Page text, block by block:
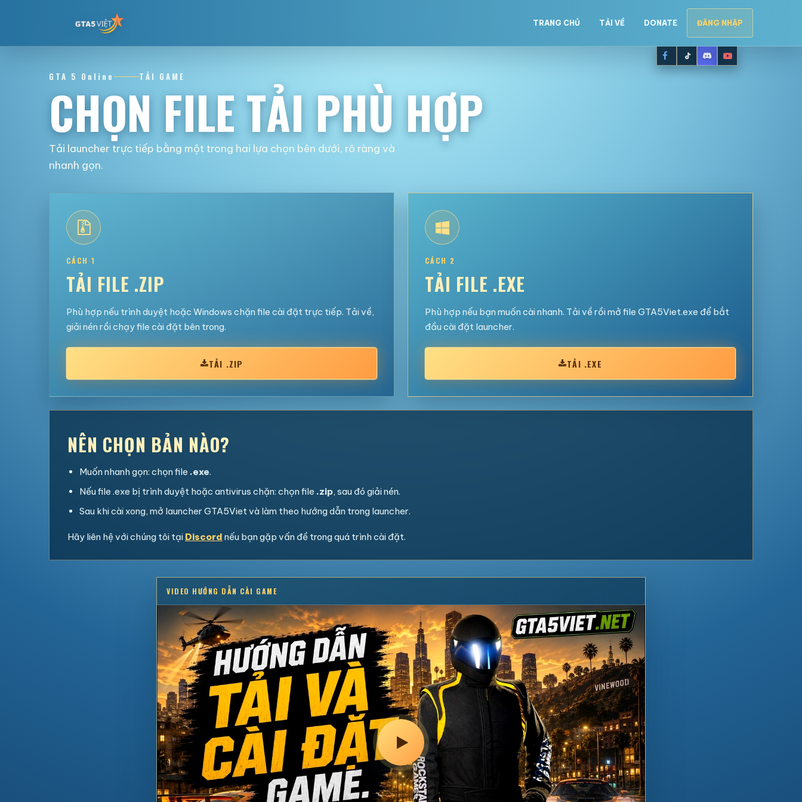
TRANG CHỦ TẢI VỀ DONATE ĐĂNG NHẬP
GTA 5 Online TẢI GAME
CHỌN FILE TẢI PHÙ HỢP
Tải launcher trực tiếp bằng một trong hai lựa chọn bên dưới, rõ ràng và
nhanh gọn.
CÁCH 1
TẢI FILE .ZIP
Phù hợp nếu trình duyệt hoặc Windows chặn file cài đặt trực tiếp. Tải về,
giải nén rồi chạy file cài đặt bên trong.
TẢI .ZIP
CÁCH 2
TẢI FILE .EXE
Phù hợp nếu bạn muốn cài nhanh. Tải về rồi mở file GTA5Viet.exe để bắt
đầu cài đặt launcher.
TẢI .EXE
NÊN CHỌN BẢN NÀO?
Muốn nhanh gọn: chọn file .exe.
Nếu file .exe bị trình duyệt hoặc antivirus chặn: chọn file .zip, sau đó giải nén.
Sau khi cài xong, mở launcher GTA5Viet và làm theo hướng dẫn trong launcher.
Hãy liên hệ với chúng tôi tại Discord nếu bạn gặp vấn đề trong quá trình cài đặt.
VIDEO HƯỚNG DẪN CÀI GAME